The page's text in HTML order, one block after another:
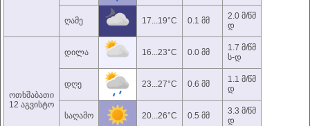
ღამე 17...19°C 0.1 მმ
2.0 მ/წმ
დ
ოთხშაბათი
12 აგვისტო
დილა 16...23°C 0.0 მმ
1.7 მ/წმ
ს-დ
დღე 23...27°C 0.6 მმ
1.1 მ/წმ
დ
საღამო 20...26°C 0.5 მმ
3.3 მ/წმ
დ